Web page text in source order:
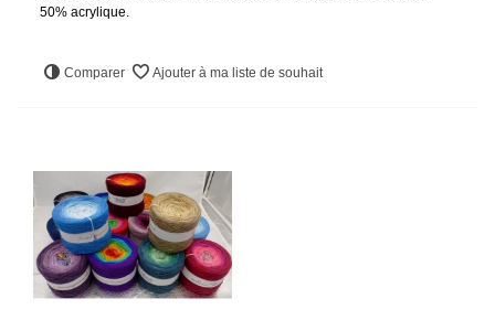
50% acrylique.
Comparer Ajouter à ma liste de souhait